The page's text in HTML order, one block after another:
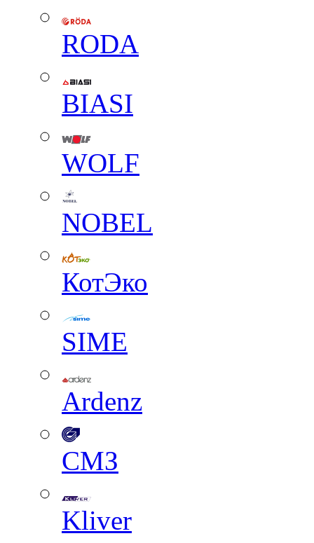
RODA
BIASI
WOLF
NOBEL
КотЭко
SIME
Ardenz
СМЗ
Kliver